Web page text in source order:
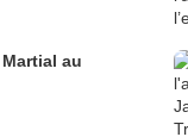
au